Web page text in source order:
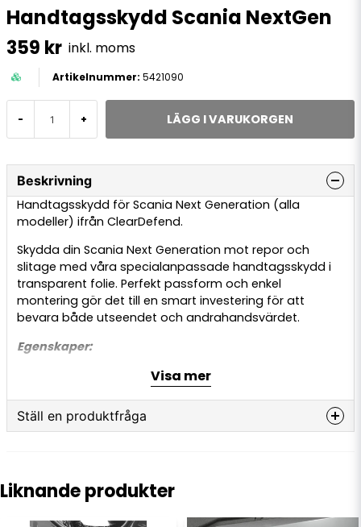
Handtagsskydd Scania NextGen
359 kr inkl. moms
5421090
- + LÄGG I VARUKORGEN
Beskrivning
Handtagsskydd för Scania Next Generation (alla
modeller) ifrån ClearDefend.
Skydda din Scania Next Generation mot repor och
slitage med våra specialanpassade handtagsskydd i
transparent folie. Perfekt passform och enkel
montering gör det till en smart investering för att
bevara både utseendet och andrahandsvärdet.
Egenskaper:
Transparent folie som inte påverkar bilens design
Slitstarkt material som tål tuffa förhållanden
Färdigskuret för enkel montering utan specialverktyg
färg: transparent
Visa mer
Ställ en produktfråga
Liknande produkter